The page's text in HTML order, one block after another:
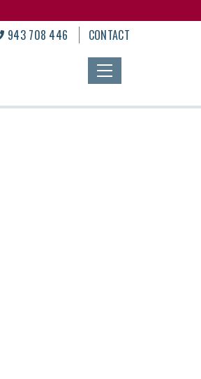
943 708 446 CONTACT